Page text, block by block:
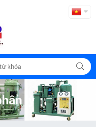
ly